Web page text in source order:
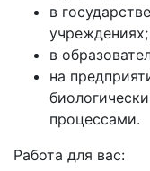
в
учреждениях;
в
на
процессами.
Работа для вас: